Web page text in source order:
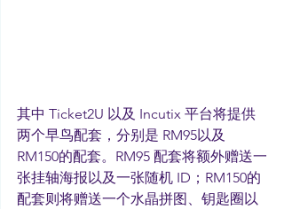
其中 Ticket2U 以及 Incutix 平台将提供
两个早鸟配套，分别是 RM95以及
RM150的配套。RM95 配套将额外赠送一
张挂轴海报以及一张随机 ID；RM150的
配套则将赠送一个水晶拼图、钥匙圈以